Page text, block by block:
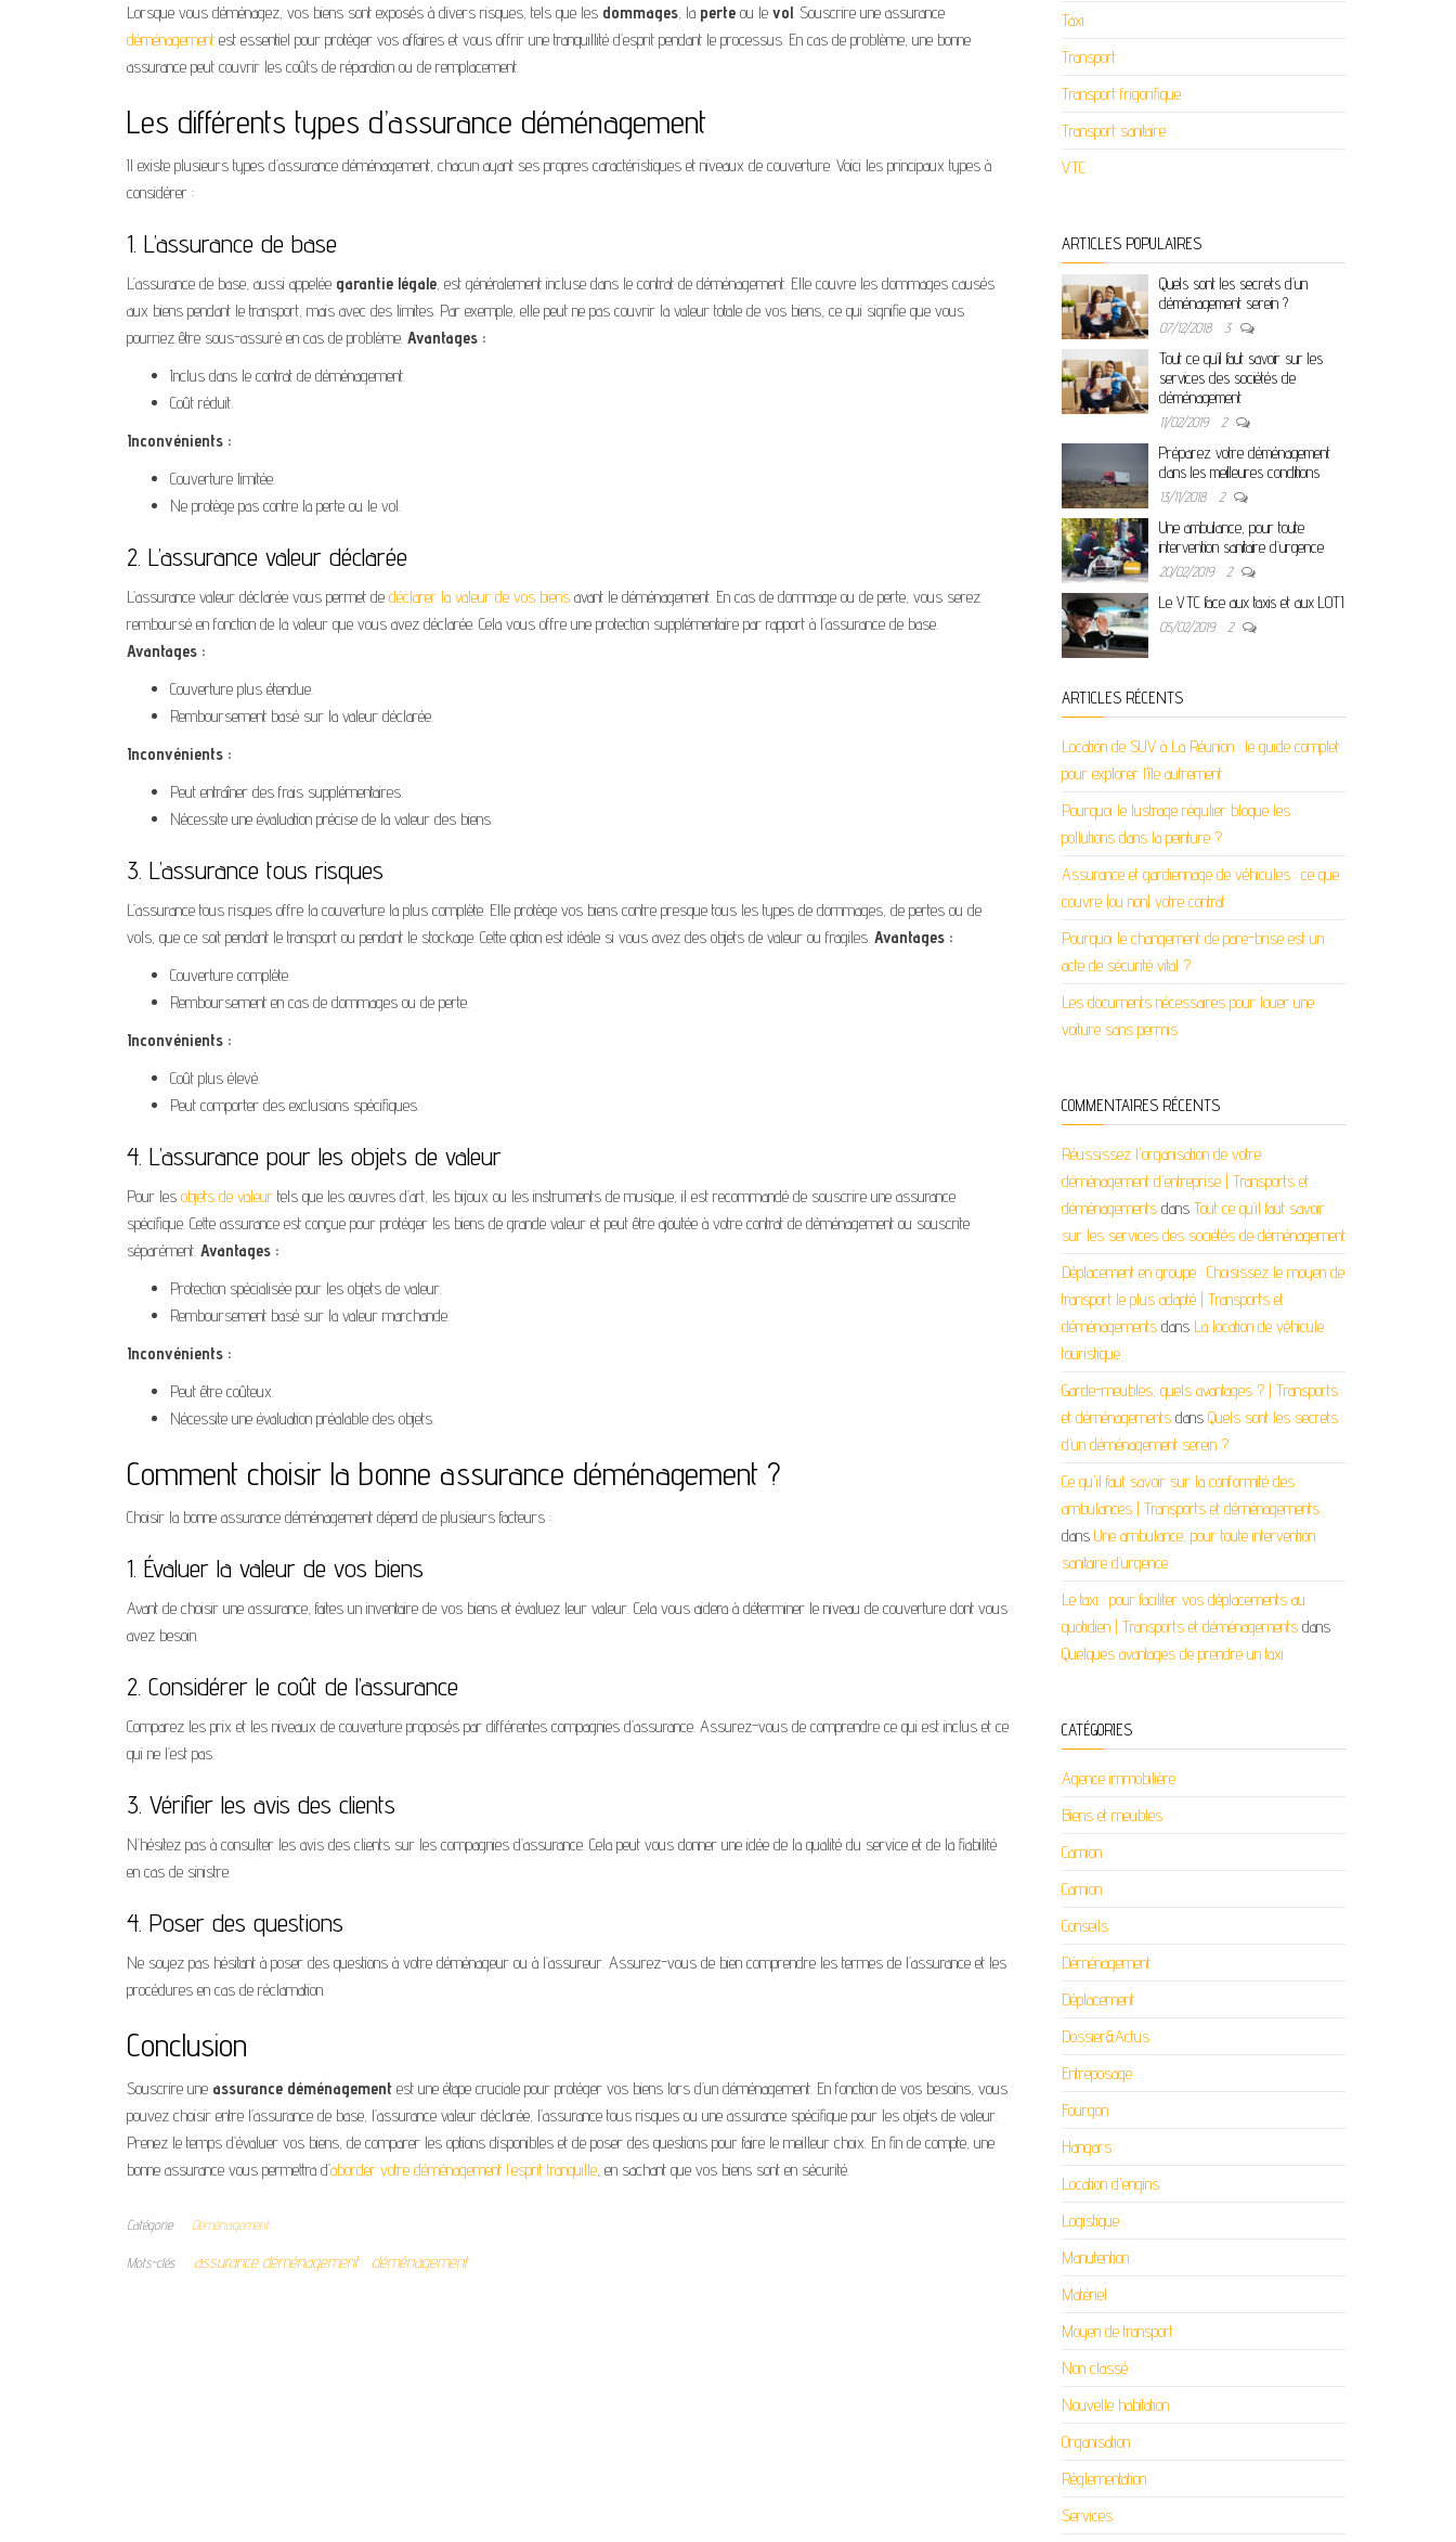
Lorsque vous déménagez, vos biens sont exposés à divers risques, tels que les dommages , la perte ou le vol . Souscrire une assurance
déménagement est essentiel pour protéger vos affaires et vous offrir une tranquillité d’esprit pendant le processus. En cas de problème, une bonne
assurance peut couvrir les coûts de réparation ou de remplacement.
Les différents types d’assurance déménagement
Il existe plusieurs types d’assurance déménagement, chacun ayant ses propres caractéristiques et niveaux de couverture. Voici les principaux types à
considérer :
1. L’assurance de base
L’assurance de base, aussi appelée garantie légale , est généralement incluse dans le contrat de déménagement. Elle couvre les dommages causés
aux biens pendant le transport, mais avec des limites. Par exemple, elle peut ne pas couvrir la valeur totale de vos biens, ce qui signifie que vous
pourriez être sous-assuré en cas de problème. Avantages :
Inclus dans le contrat de déménagement.
Coût réduit.
Inconvénients :
Couverture limitée.
Ne protège pas contre la perte ou le vol.
2. L’assurance valeur déclarée
L’assurance valeur déclarée vous permet de déclarer la valeur de vos biens avant le déménagement. En cas de dommage ou de perte, vous serez
remboursé en fonction de la valeur que vous avez déclarée. Cela vous offre une protection supplémentaire par rapport à l’assurance de base.
Avantages :
Couverture plus étendue.
Remboursement basé sur la valeur déclarée.
Inconvénients :
Peut entraîner des frais supplémentaires.
Nécessite une évaluation précise de la valeur des biens.
3. L’assurance tous risques
L’assurance tous risques offre la couverture la plus complète. Elle protège vos biens contre presque tous les types de dommages, de pertes ou de
vols, que ce soit pendant le transport ou pendant le stockage. Cette option est idéale si vous avez des objets de valeur ou fragiles. Avantages :
Couverture complète.
Remboursement en cas de dommages ou de perte.
Inconvénients :
Coût plus élevé.
Peut comporter des exclusions spécifiques.
4. L’assurance pour les objets de valeur
Pour les objets de valeur tels que les œuvres d’art, les bijoux ou les instruments de musique, il est recommandé de souscrire une assurance
spécifique. Cette assurance est conçue pour protéger les biens de grande valeur et peut être ajoutée à votre contrat de déménagement ou souscrite
séparément. Avantages :
Protection spécialisée pour les objets de valeur.
Remboursement basé sur la valeur marchande.
Inconvénients :
Peut être coûteux.
Nécessite une évaluation préalable des objets.
Comment choisir la bonne assurance déménagement ?
Choisir la bonne assurance déménagement dépend de plusieurs facteurs :
1. Évaluer la valeur de vos biens
Avant de choisir une assurance, faites un inventaire de vos biens et évaluez leur valeur. Cela vous aidera à déterminer le niveau de couverture dont vous
avez besoin.
2. Considérer le coût de l’assurance
Comparez les prix et les niveaux de couverture proposés par différentes compagnies d’assurance. Assurez-vous de comprendre ce qui est inclus et ce
qui ne l’est pas.
3. Vérifier les avis des clients
N’hésitez pas à consulter les avis des clients sur les compagnies d’assurance. Cela peut vous donner une idée de la qualité du service et de la fiabilité
en cas de sinistre.
4. Poser des questions
Ne soyez pas hésitant à poser des questions à votre déménageur ou à l’assureur. Assurez-vous de bien comprendre les termes de l’assurance et les
procédures en cas de réclamation.
Conclusion
Souscrire une assurance déménagement est une étape cruciale pour protéger vos biens lors d’un déménagement. En fonction de vos besoins, vous
pouvez choisir entre l’assurance de base, l’assurance valeur déclarée, l’assurance tous risques ou une assurance spécifique pour les objets de valeur.
Prenez le temps d’évaluer vos biens, de comparer les options disponibles et de poser des questions pour faire le meilleur choix. En fin de compte, une
bonne assurance vous permettra d’aborder votre déménagement l’esprit tranquille , en sachant que vos biens sont en sécurité.
Catégorie Déménagement
Mots-clés assurance déménagement déménagement
Taxi
Transport
Transport frigorifique
Transport sanitaire
VTC
ARTICLES POPULAIRES
Quels sont les secrets d’un
déménagement serein ?
07/12/2018 3
Tout ce qu’il faut savoir sur les
services des sociétés de
déménagement
11/02/2019 2
Préparez votre déménagement
dans les meilleures conditions
13/11/2018 2
Une ambulance, pour toute
intervention sanitaire d’urgence
20/02/2019 2
Le VTC face aux taxis et aux LOTI
05/02/2019 2
ARTICLES RÉCENTS
Location de SUV à La Réunion : le guide complet
pour explorer l’île autrement
Pourquoi le lustrage régulier bloque les
pollutions dans la peinture ?
Assurance et gardiennage de véhicules : ce que
couvre (ou non) votre contrat
Pourquoi le changement de pare-brise est un
acte de sécurité vital ?
Les documents nécessaires pour louer une
voiture sans permis
COMMENTAIRES RÉCENTS
Réussissez l'organisation de votre
déménagement d'entreprise | Transports et
déménagementsdans Tout ce qu’il faut savoir
sur les services des sociétés de déménagement
Déplacement en groupe : Choisissez le moyen de
transport le plus adapté | Transports et
déménagementsdans La location de véhicule
touristique
Garde-meubles, quels avantages ? | Transports
et déménagementsdans Quels sont les secrets
d’un déménagement serein ?
Ce qu'il faut savoir sur la conformité des
ambulances | Transports et déménagements
dans Une ambulance, pour toute intervention
sanitaire d’urgence
Le taxi : pour faciliter vos déplacements au
quotidien | Transports et déménagementsdans
Quelques avantages de prendre un taxi
CATÉGORIES
Agence immobilière
Biens et meubles
Camion
Camion
Conseils
Déménagement
Déplacement
Dossier&Actus
Entreposage
Fourgon
Hangars
Location d'engins
Logistique
Manutention
Matériel
Moyen de transport
Non classé
Nouvelle habitation
Organisation
Réglementation
Services